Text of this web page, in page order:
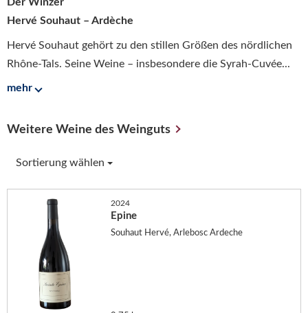
Hervé Souhaut – Ardèche
Hervé Souhaut gehört zu den stillen Größen des nördlichen
Rhône-Tals. Seine Weine – insbesondere die Syrah-Cuvée...
mehr
Weitere Weine des Weinguts
Sortierung wählen
2024
Epine
Souhaut Hervé, Arlebosc Ardeche